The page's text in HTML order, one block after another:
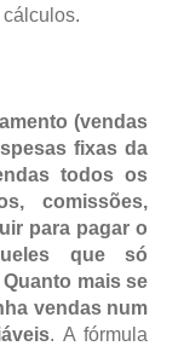
(vendas
fixas da
todos os
comissões,
para pagar o
que só
mais se
vendas num
. A fórmula